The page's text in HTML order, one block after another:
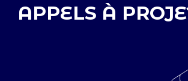
APPELS À